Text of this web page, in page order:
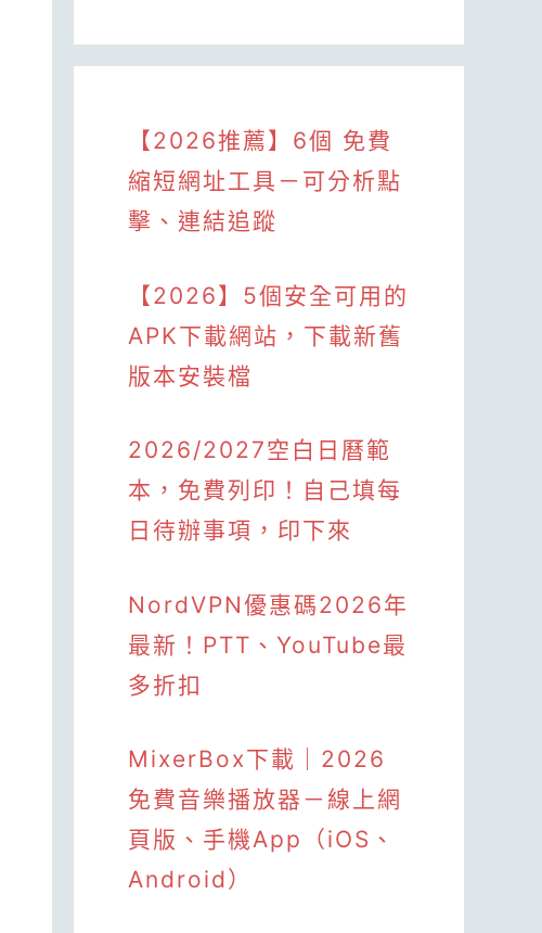
【2026推薦】6個 免費
縮短網址工具－可分析點
擊、連結追蹤
【2026】5個安全可用的
APK下載網站，下載新舊
版本安裝檔
2026/2027空白日曆範
本，免費列印！自己填每
日待辦事項，印下來
NordVPN優惠碼2026年
最新！PTT、YouTube最
多折扣
MixerBox下載｜2026
免費音樂播放器－線上網
頁版、手機App（iOS、
Android）